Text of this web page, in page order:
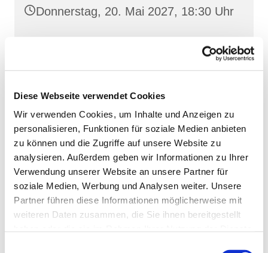
Diese Webseite verwendet Cookies
Wir verwenden Cookies, um Inhalte und Anzeigen zu
personalisieren, Funktionen für soziale Medien anbieten
zu können und die Zugriffe auf unsere Website zu
analysieren. Außerdem geben wir Informationen zu Ihrer
Verwendung unserer Website an unsere Partner für
soziale Medien, Werbung und Analysen weiter. Unsere
Partner führen diese Informationen möglicherweise mit
weiteren Daten zusammen, die Sie ihnen bereitgestellt
Donnerstag, 20. Mai 2027, 18:30 Uhr